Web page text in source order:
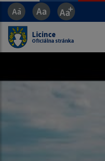
Licince
Oficiálna stránka